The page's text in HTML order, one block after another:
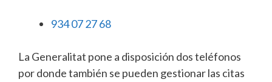
934 07 27 68
La Generalitat pone a disposición dos teléfonos
por donde también se pueden gestionar las citas